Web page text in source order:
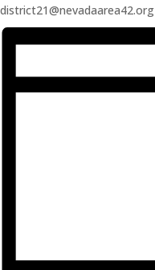
district21@nevadaarea42.org